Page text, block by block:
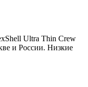
Ultra Thin Crew
и России. Низкие